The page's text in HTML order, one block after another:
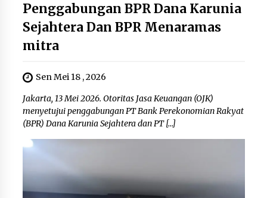
Penggabungan BPR Dana Karunia
Sejahtera Dan BPR Menaramas
mitra
Sen Mei 18 , 2026
Jakarta, 13 Mei 2026. Otoritas Jasa Keuangan (OJK)
menyetujui penggabungan PT Bank Perekonomian Rakyat
(BPR) Dana Karunia Sejahtera dan PT […]